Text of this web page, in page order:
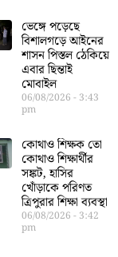
ভেঙ্গে পড়েছে
বিশালগড়ে আইনের
শাসন পিস্তল ঠেকিয়ে
এবার ছিন্তাই
মোবাইল
06/08/2026 3:43
pm
কোথাও শিক্ষক তো
কোথাও শিক্ষার্থীর
সঙ্কট, হাসির
খোঁড়াকে পরিণত
ত্রিপুরার শিক্ষা ব্যবস্থা
06/08/2026 3:42
pm